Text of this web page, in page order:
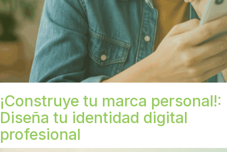
¡Construye tu marca personal!:
Diseña tu identidad digital
profesional